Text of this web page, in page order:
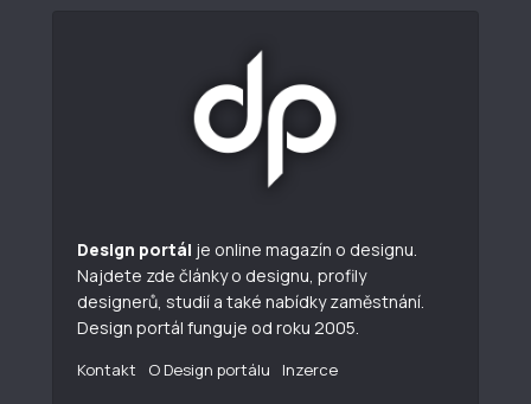
Design portál je online magazín o designu.
Najdete zde články o designu, profily
designerů, studií a také nabídky zaměstnání.
Design portál funguje od roku 2005.
Kontakt O Design portálu Inzerce